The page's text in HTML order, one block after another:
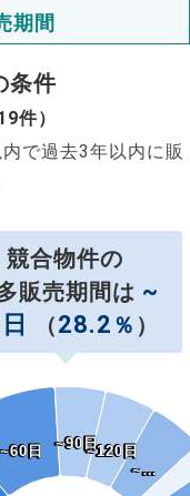
期間
条件
件）
で過去3年以内に販
競合物件の
販売期間は ~
（28.2 ％ ）
~60日
~60日 ~90日
~90日~120日
~120日
~…
~…